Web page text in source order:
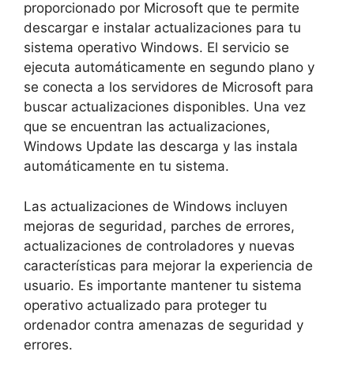
proporcionado por Microsoft que te permite
descargar e instalar actualizaciones para tu
sistema operativo Windows. El servicio se
ejecuta automáticamente en segundo plano y
se conecta a los servidores de Microsoft para
buscar actualizaciones disponibles. Una vez
que se encuentran las actualizaciones,
Windows Update las descarga y las instala
automáticamente en tu sistema.
Las actualizaciones de Windows incluyen
mejoras de seguridad, parches de errores,
actualizaciones de controladores y nuevas
características para mejorar la experiencia de
usuario. Es importante mantener tu sistema
operativo actualizado para proteger tu
ordenador contra amenazas de seguridad y
errores.